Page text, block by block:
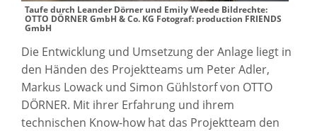
Taufe durch Leander Dörner und Emily Weede Bildrechte:
OTTO DÖRNER GmbH & Co. KG Fotograf: production FRIENDS
GmbH
Die Entwicklung und Umsetzung der Anlage liegt in
den Händen des Projektteams um Peter Adler,
Markus Lowack und Simon Gühlstorf von OTTO
DÖRNER. Mit ihrer Erfahrung und ihrem
technischen Know-how hat das Projektteam den